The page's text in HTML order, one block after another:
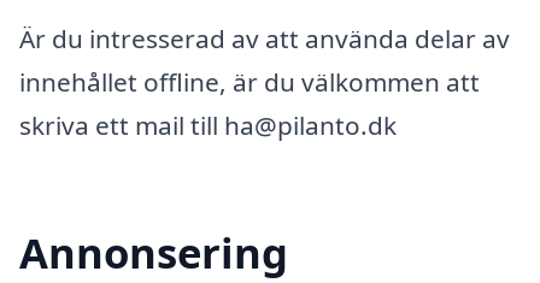
Är du intresserad av att använda delar av
innehållet offline, är du välkommen att
skriva ett mail till ha@pilanto.dk
Annonsering